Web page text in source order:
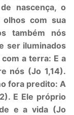
nascença, o
com sua
também nós
ser iluminados
a terra: E a
nós (Jo 1,14).
fora predito: A
E Ele próprio
e a vida (Jo